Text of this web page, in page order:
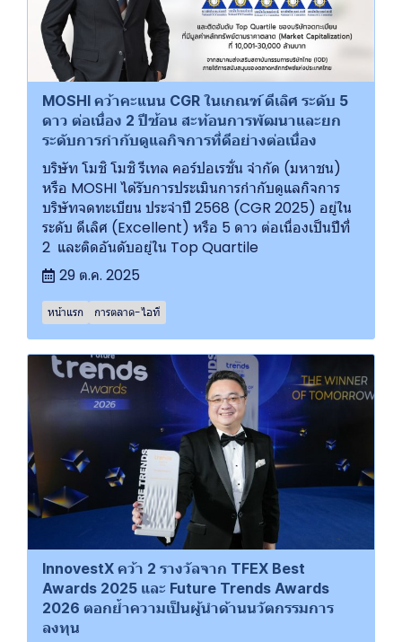
MOSHI คว้าคะแนน CGR ในเกณฑ์ ดีเลิศ ระดับ 5
ดาว ต่อเนื่อง 2 ปีซ้อน สะท้อนการพัฒนาและยก
ระดับการกำกับดูแลกิจการที่ดีอย่างต่อเนื่อง
บริษัท โมชิ โมชิ รีเทล คอร์ปอเรชั่น จำกัด (มหาชน)
หรือ MOSHI ได้รับการประเมินการกำกับดูแลกิจการ
บริษัทจดทะเบียน ประจำปี 2568 (CGR 2025) อยู่ใน
ระดับ ดีเลิศ (Excellent) หรือ 5 ดาว ต่อเนื่องเป็นปีที่
2 และติดอันดับอยู่ใน Top Quartile
29 ต.ค. 2025
หน้าแรก การตลาด-ไอที
InnovestX คว้า 2 รางวัลจาก TFEX Best
Awards 2025 และ Future Trends Awards
2026 ตอกย้ำความเป็นผู้นำด้านนวัตกรรมการ
ลงทุน